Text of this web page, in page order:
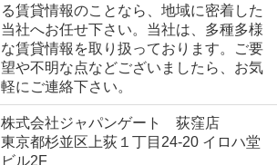
る賃貸情報のことなら、地域に密着した
当社へお任せ下さい。当社は、多種多様
な賃貸情報を取り扱っております。ご要
望や不明な点などございましたら、お気
軽にご連絡下さい。
株式会社ジャパンゲート 荻窪店
東京都杉並区上荻１丁目24-20 イロハ堂
ビル2F